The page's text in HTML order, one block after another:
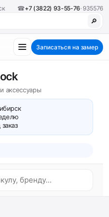
☎+7 (3822) 93-55-76· 935576
🔎
Записаться на замер
аксессуары